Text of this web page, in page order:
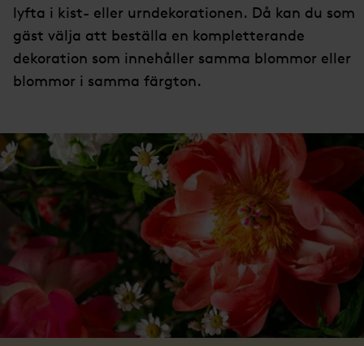
lyfta i kist- eller urndekorationen. Då kan du som
gäst välja att beställa en kompletterande
dekoration som innehåller samma blommor eller
blommor i samma färgton.